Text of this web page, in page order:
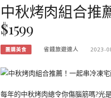
中秋烤肉組合推
$1599
團購美食 省錢旅遊達人 2023-
每年的中秋烤肉總令你傷腦筋嗎?光